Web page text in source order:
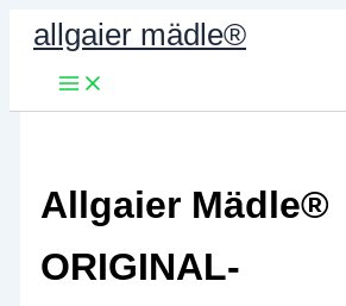
Zum
Inhalt
springen
allgaier mädle®
Allgaier Mädle®
ORIGINAL-